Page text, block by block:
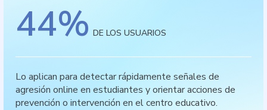
44% DE LOS USUARIOS
Lo aplican para detectar rápidamente señales de
agresión online en estudiantes y orientar acciones de
prevención o intervención en el centro educativo.